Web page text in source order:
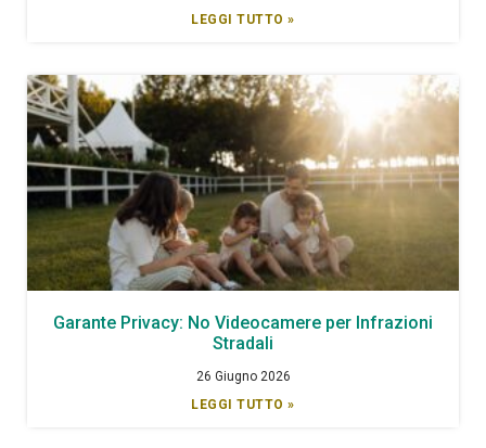
LEGGI TUTTO »
Garante Privacy: No Videocamere per Infrazioni
Stradali
26 Giugno 2026
LEGGI TUTTO »